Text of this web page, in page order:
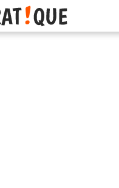
E
m
a